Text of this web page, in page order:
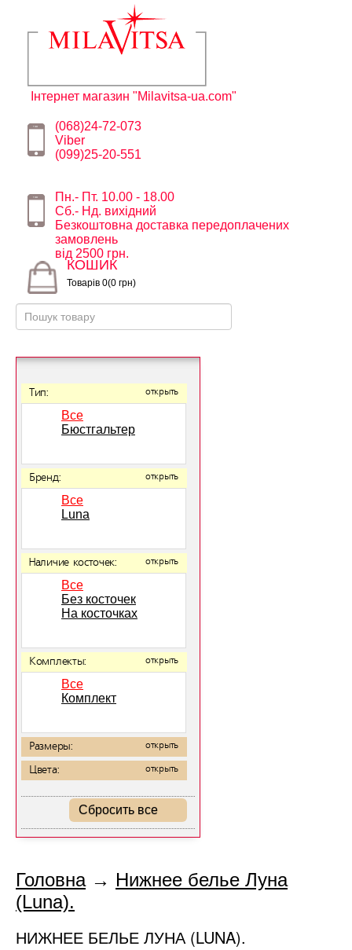
Інтернет магазин "Milavitsa-ua.com"
(068)24-72-073
Viber
(099)25-20-551
Пн.- Пт. 10.00 - 18.00
Сб.- Нд. вихідний
Безкоштовна доставка передоплачених
замовлень
від 2500 грн.
КОШИК
Товарів 0(0 грн)
Тип: открыть
Все
Бюстгальтер
Бренд: открыть
Все
Luna
Наличие косточек: открыть
Все
Без косточек
На косточках
Комплекты: открыть
Все
Комплект
Размеры: открыть
Цвета: открыть
Сбросить все
Головна→ Нижнее белье Луна
(Luna).
НИЖНЕЕ БЕЛЬЕ ЛУНА (LUNA).